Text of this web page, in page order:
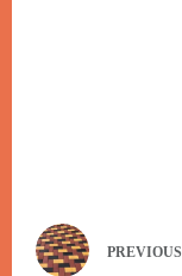
PREVIOUS